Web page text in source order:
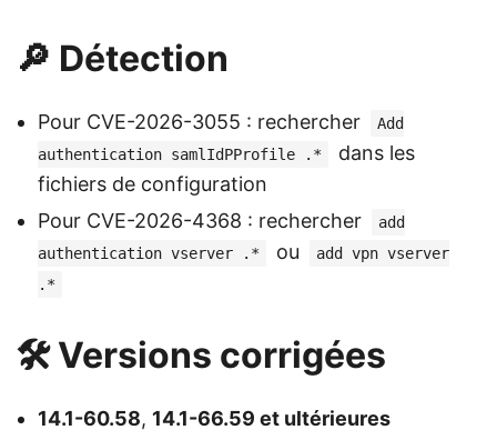
🔎 Détection
Pour CVE-2026-3055 : rechercher
Add
authentication samlIdPProfile .*
dans les
fichiers de configuration
Pour CVE-2026-4368 : rechercher
add
authentication vserver .*
ou
add vpn vserver
.*
🛠️ Versions corrigées
14.1-60.58, 14.1-66.59 et ultérieures